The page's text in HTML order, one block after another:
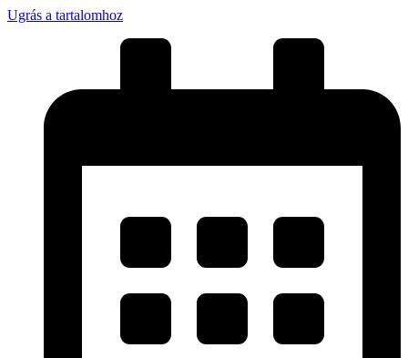
Ugrás a tartalomhoz